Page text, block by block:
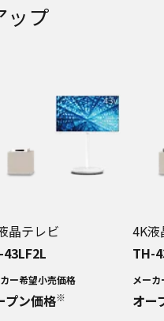
ップ
晶テレビ
ー希望小売価格
プン価格※
4K
TH-
メー
オー